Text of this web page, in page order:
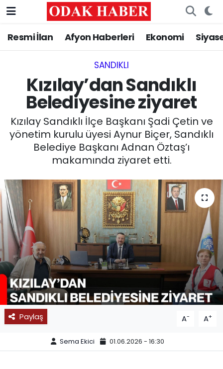
Resmi İlan Afyon Haberleri Ekonomi
SANDIKLI‎
Kızılay’dan Sandıklı
Belediyesine ziyaret
Kızılay Sandıklı İlçe Başkanı Şadi Çetin ve
yönetim kurulu üyesi Aynur Biçer, Sandıklı
Belediye Başkanı Adnan Öztaş’ı
makamında ziyaret etti.
Paylaş A- A+
Sema Ekici 01.06.2026 - 16:30
AFYONKARAHİSAR HABERLERİ
ASAYİŞ
SİYASET
EĞİTİM
MAGAZİN
SAĞLIK
SPOR
11:11 MANŞET
Nöbetçi Eczaneler
Trafik Durumu
Süper Lig Puan Durumu ve Fikstür
Tüm Manşetler
Son Dakika Haberleri
Haber Arşivi